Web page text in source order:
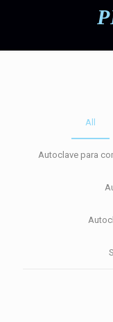
All
Autoclave para